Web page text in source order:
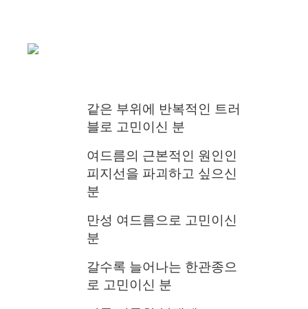
같은 부위에 반복적인 트러
블로 고민이신 분
여드름의 근본적인 원인인
피지선을 파괴하고 싶으신
분
만성 여드름으로 고민이신
분
갈수록 늘어나는 한관종으
로 고민이신 분